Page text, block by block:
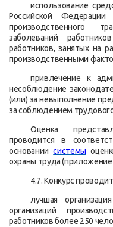
использование
Российской
производственного
заболеваний
работников, занятых на
производственными
привлечение к
несоблюдение
(или) за невыполнение
за соблюдением
Оценка
проводится в
основаниисистемы
охраны труда
4.7. Конкурс
лучшая
организаций
работников более 250